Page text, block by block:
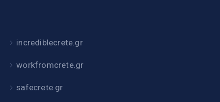
incrediblecrete.gr
workfromcrete.gr
safecrete.gr